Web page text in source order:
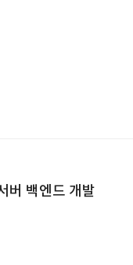
버 백엔드 개발